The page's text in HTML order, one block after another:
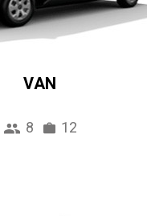
VAN
8 12